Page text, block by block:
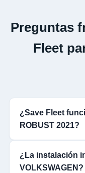
Preguntas
Fleet
¿Save Fleet
ROBUST 2021?
¿La instalación
VOLKSWAGEN?